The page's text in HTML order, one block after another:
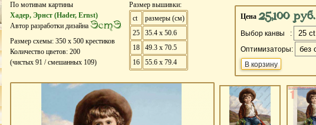
По мотивам картины
Хадер, Эрнст (Hader, Ernst)
Автор разработки дизайна ЭстЭ
Размер схемы: 350 х 500 крестиков
Количество цветов: 200
(чистых 91 / смешанных 109)
Размер вышивки:
ct
размеры (см)
25
35.4 x 50.6
18
49.3 x 70.5
16
55.6 x 79.4
Цена25,100 руб.
Выбор канвы :
Оптимизаторы: